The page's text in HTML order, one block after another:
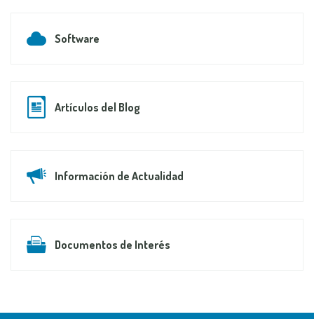
Software
Artículos del Blog
Información de Actualidad
Documentos de Interés